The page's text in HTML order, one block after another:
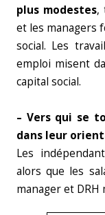
plus modestes,
et les managers
social. Les
emploi misent
capital social.
– Vers qui se
dans leur
Les
alors que les
manager et DRH